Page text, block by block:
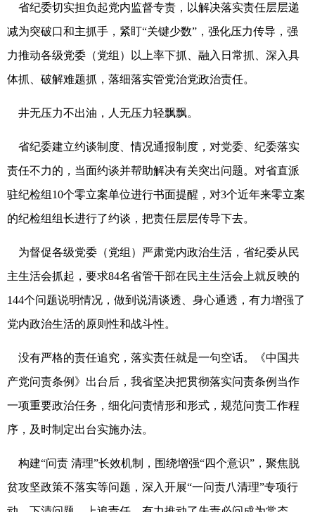
省纪委切实担负起党内监督专责，以解决落实责任层层递
减为突破口和主抓手，紧盯“关键少数”，强化压力传导，强
力推动各级党委（党组）以上率下抓、融入日常抓、深入具
体抓、破解难题抓，落细落实管党治党政治责任。
井无压力不出油，人无压力轻飘飘。
省纪委建立约谈制度、情况通报制度，对党委、纪委落实
责任不力的，当面约谈并帮助解决有关突出问题。对省直派
驻纪检组10个零立案单位进行书面提醒，对3个近年来零立案
的纪检组组长进行了约谈，把责任层层传导下去。
为督促各级党委（党组）严肃党内政治生活，省纪委从民
主生活会抓起，要求84名省管干部在民主生活会上就反映的
144个问题说明情况，做到说清谈透、身心通透，有力增强了
党内政治生活的原则性和战斗性。
没有严格的责任追究，落实责任就是一句空话。《中国共
产党问责条例》出台后，我省坚决把贯彻落实问责条例当作
一项重要政治任务，细化问责情形和形式，规范问责工作程
序，及时制定出台实施办法。
构建“问责 清理”长效机制，围绕增强“四个意识”，聚焦脱
贫攻坚政策不落实等问题，深入开展“一问责八清理”专项行